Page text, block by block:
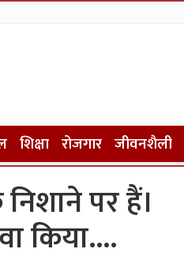
शिक्षा रोजगार जीवनशैली
पर हैं।
किया….